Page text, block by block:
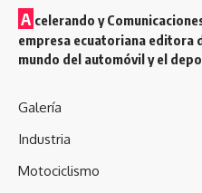
A celerando y
empresa ecuatoriana editora
mundo del automóvil y el
Galería
Industria
Motociclismo